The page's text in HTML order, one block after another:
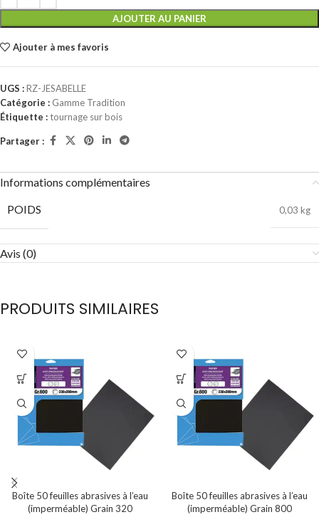
AJOUTER AU PANIER
Ajouter à mes favoris
UGS :RZ-JESABELLE
Catégorie : Gamme Tradition
Étiquette :tournage sur bois
Partager :
Informations complémentaires
POIDS
0,03 kg
Avis (0)
PRODUITS SIMILAIRES
Boîte 50 feuilles abrasives à l’eau
(imperméable) Grain 320
Boîte 50 feuilles abrasives à l’eau
(imperméable) Grain 800